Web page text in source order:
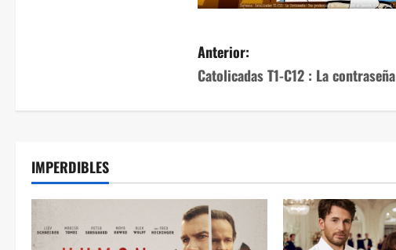
Anterior:
Catolicadas T1-C12 : La contraseña
IMPERDIBLES